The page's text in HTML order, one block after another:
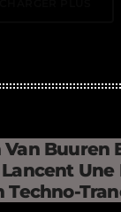
Buuren
Une
Techno-